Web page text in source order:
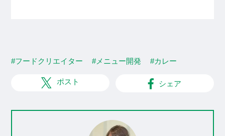
#フードクリエイター #メニュー開発 #カレー
ポスト シェア